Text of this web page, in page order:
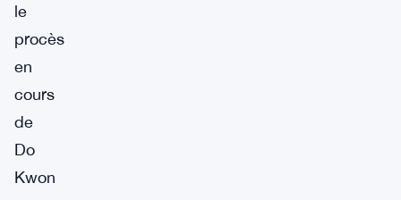
le
procès
en
cours
de
Do
Kwon